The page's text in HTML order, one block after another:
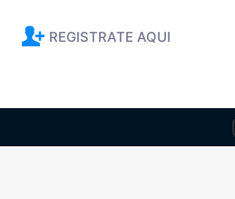
REGISTRATE AQUI